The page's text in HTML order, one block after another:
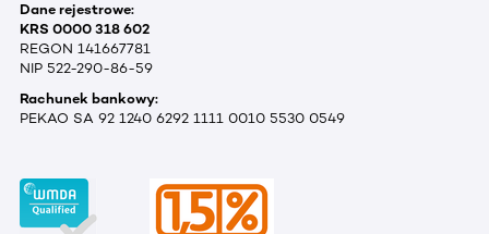
Dane rejestrowe:
KRS 0000 318 602
REGON 141667781
NIP 522-290-86-59
Rachunek bankowy:
PEKAO SA 92 1240 6292 1111 0010 5530 0549